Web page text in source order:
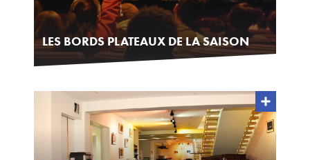
LES BORDS PLATEAUX DE LA SAISON